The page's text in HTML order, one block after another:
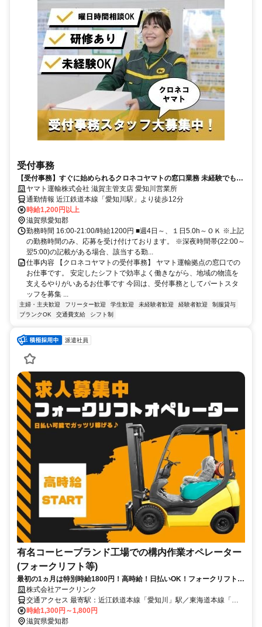
受付事務
【受付事務】すぐに始められるクロネコヤマトの窓口業務 未経験でも安
心 安定勤務で長く働ける【パート募集】
ヤマト運輸株式会社 滋賀主管支店 愛知川営業所
通勤情報 近江鉄道本線「愛知川駅」より徒歩12分
時給1,200円以上
滋賀県愛知郡
勤務時間 16:00-21:00/時給1200円 ■週4日～、１日5.0h～ＯＫ ※上記
の勤務時間のみ、応募を受け付けております。 ※深夜時間帯(22:00～
翌5:00)の記載がある場合、該当する勤...
仕事内容 【クロネコヤマトの受付事務】 ヤマト運輸拠点の窓口での
お仕事です。 安定したシフトで効率よく働きながら、地域の物流を
支えるやりがいあるお仕事です 今回は、受付事務としてパートスタ
ッフを募集 ...
主婦・主夫歓迎 フリーター歓迎 学生歓迎 未経験者歓迎 経験者歓迎
制服貸与
ブランクOK
交通費支給 シフト制
派遣社員
有名コーヒーブランド工場での構内作業オペレーター
(フォークリフト等)
最初の1ヵ月は特別時給1800円！高時給！日払いOK！フォークリフト免
許があれば未経験・ブランクOK
株式会社アークリンク
交通アクセス 最寄駅：近江鉄道本線「愛知川」駅／東海道本線「稲
枝」駅／東海道本線「能登川」駅
時給1,300円～1,800円
滋賀県愛知郡